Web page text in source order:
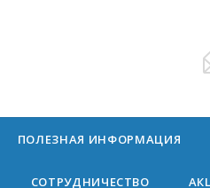
to
ПОЛЕЗНАЯ ИНФОРМАЦИЯ
СОТРУДНИЧЕСТВО